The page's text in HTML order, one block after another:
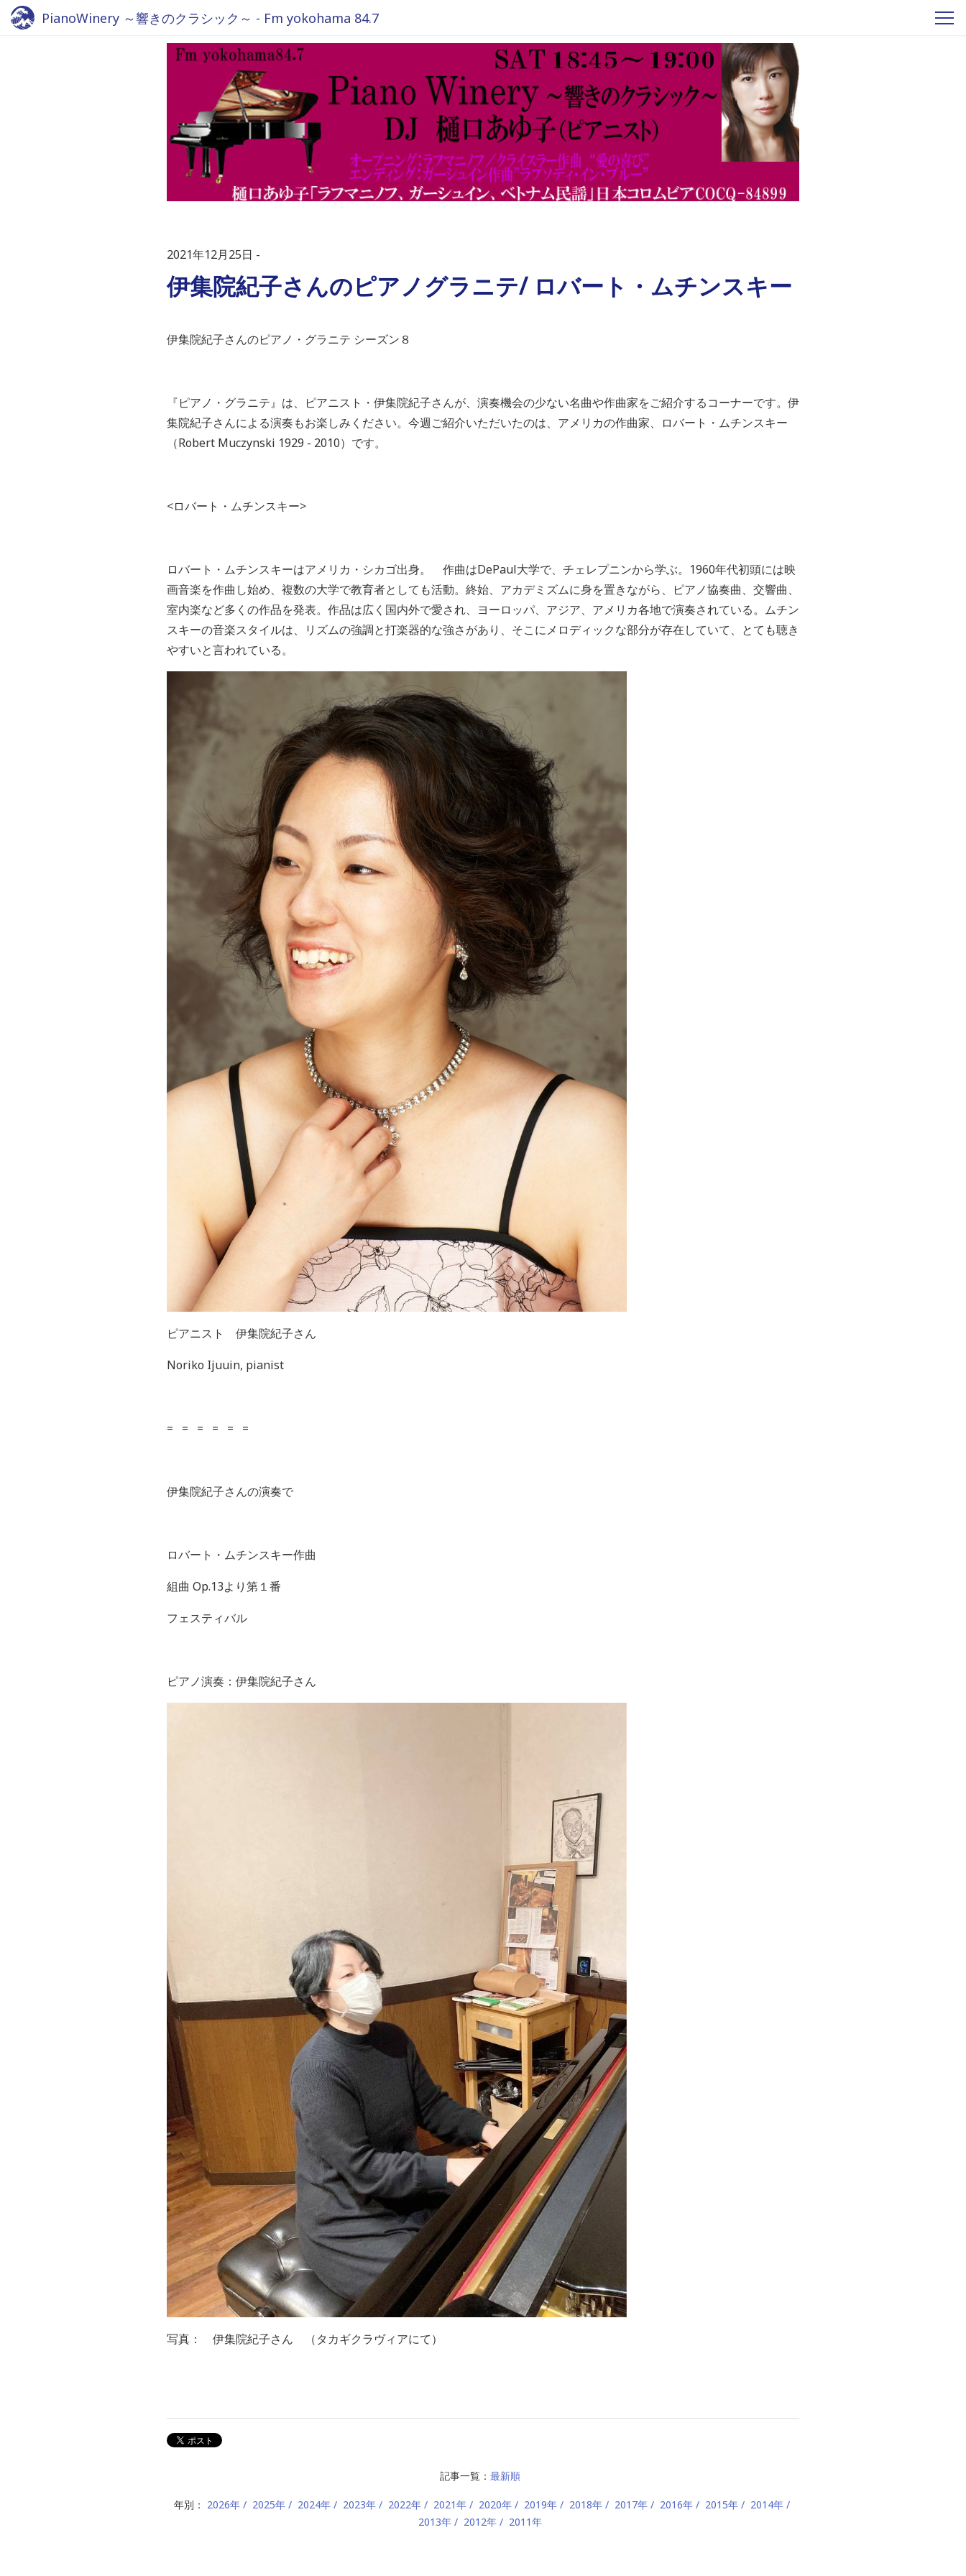
PianoWinery ～響きのクラシック～ - Fm yokohama 84.7
2021年12月25日
伊集院紀子さんのピアノグラニテ/ ロバート・ムチンスキー
伊集院紀子さんのピアノ・グラニテ シーズン８
『ピアノ・グラニテ』は、ピアニスト・伊集院紀子さんが、演奏機会の少ない名曲や作曲家をご紹介するコーナーです。伊
集院紀子さんによる演奏もお楽しみください。今週ご紹介いただいたのは、アメリカの作曲家、ロバート・ムチンスキー
（Robert Muczynski 1929 - 2010）です。
<ロバート・ムチンスキー>
ロバート・ムチンスキーはアメリカ・シカゴ出身。 作曲はDePaul大学で、チェレプニンから学ぶ。 1960年代初頭には映
画音楽を作曲し始め、複数の大学で教育者としても活動。終始、アカデミズムに身を置きながら、ピアノ協奏曲、交響曲、
室内楽など多くの作品を発表。作品は広く国内外で愛され、ヨーロッパ、アジア、アメリカ各地で演奏されている。ムチン
スキーの音楽スタイルは、リズムの強調と打楽器的な強さがあり、そこにメロディックな部分が存在していて、とても聴き
やすいと言われている。
ピアニスト 伊集院紀子さん
Noriko Ijuuin, pianist
= = = = = =
伊集院紀子さんの演奏で
ロバート・ムチンスキー作曲
組曲 Op.13より第１番
フェスティバル
ピアノ演奏：伊集院紀子さん
写真： 伊集院紀子さん （タカギクラヴィアにて）
記事一覧： 最新順
年別： 2026年 2025年 2024年 2023年 2022年 2021年 2020年 2019年 2018年 2017年 2016年 2015年
2014年
2013年
2012年 2011年